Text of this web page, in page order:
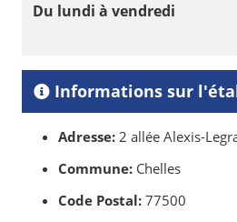
Du lundi à vendredi
Informations sur
Adresse: 2 allée Alexis-
Commune: Chelles
Code Postal: 77500